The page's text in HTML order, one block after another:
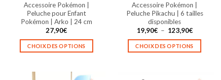
Accessoire Pokémon |
Peluche pour Enfant
Pokémon | Arko | 24 cm
27,90€
CHOIX DES OPTIONS
Accessoire Pokémon |
Peluche Pikachu | 6 tailles
disponibles
19,90€ – 123,90€Plage
prix :
19,90€
CHOIX DES OPTIONS